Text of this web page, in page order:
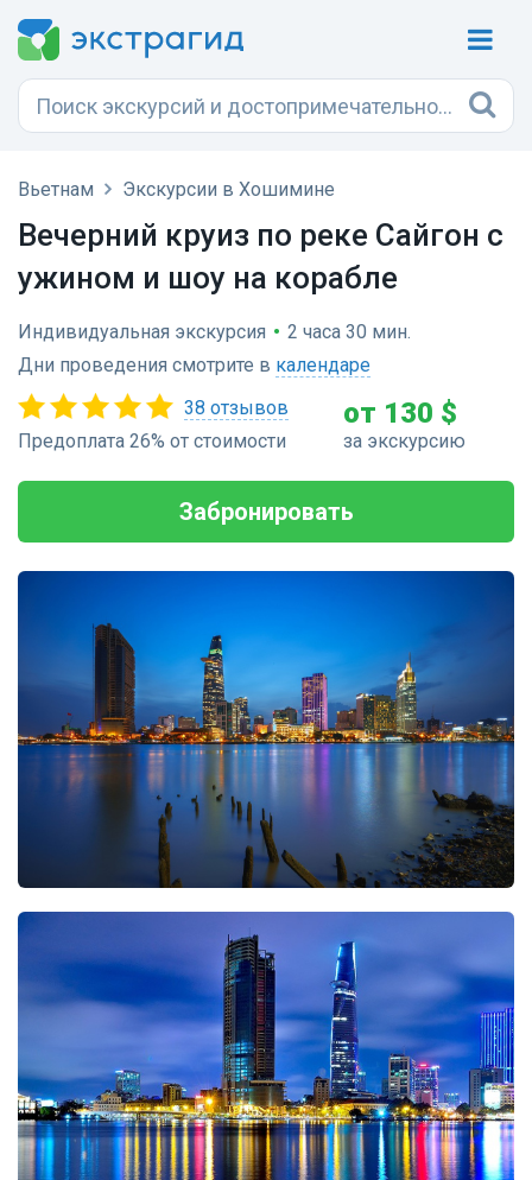
Вьетнам Экскурсии в Хошимине
Вечерний круиз по реке Сайгон с
ужином и шоу на корабле
Индивидуальная экскурсия • 2 часа 30 мин.
Дни проведения смотрите в календаре
38 отзывов
Предоплата 26% от стоимости
от 130 $
за экскурсию
Забронировать